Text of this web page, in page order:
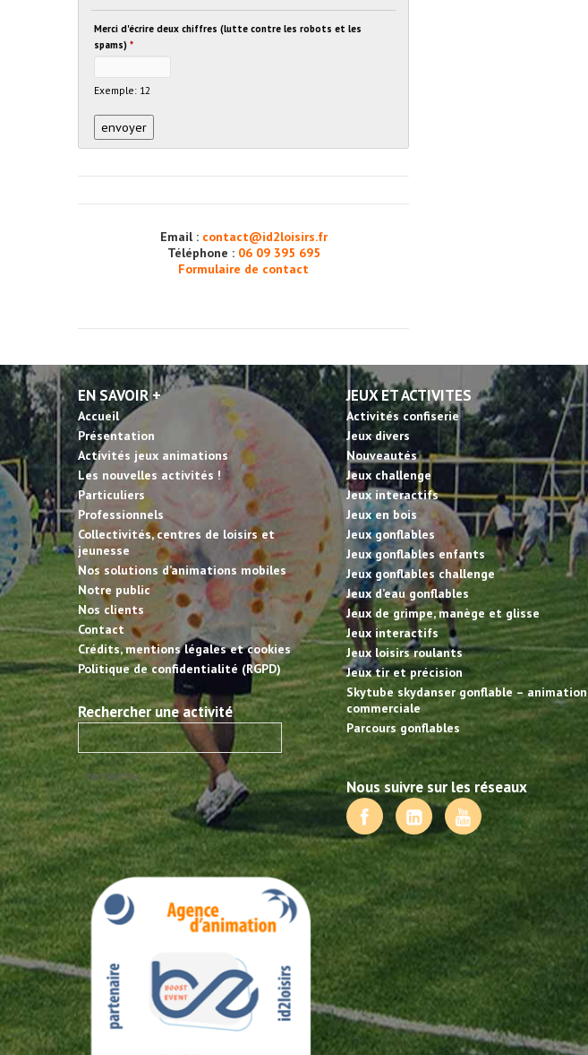
Merci d'écrire deux chiffres (lutte contre les robots et les
spams)*
Exemple: 12
Email : contact@id2loisirs.fr
Téléphone : 06 09 395 695
Formulaire de contact
EN SAVOIR +
Accueil
Présentation
Activités jeux animations
Les nouvelles activités !
Particuliers
Professionnels
Collectivités, centres de loisirs et
jeunesse
Nos solutions d’animations mobiles
Notre public
Nos clients
Contact
Crédits, mentions légales et cookies
Politique de confidentialité (RGPD)
Rechercher une activité
JEUX ET ACTIVITES
Activités confiserie
Jeux divers
Nouveautés
Jeux challenge
Jeux interactifs
Jeux en bois
Jeux gonflables
Jeux gonflables enfants
Jeux gonflables challenge
Jeux d’eau gonflables
Jeux de grimpe, manège et glisse
Jeux interactifs
Jeux loisirs roulants
Jeux tir et précision
Skytube skydanser gonflable – animation
commerciale
Parcours gonflables
Nous suivre sur les réseaux